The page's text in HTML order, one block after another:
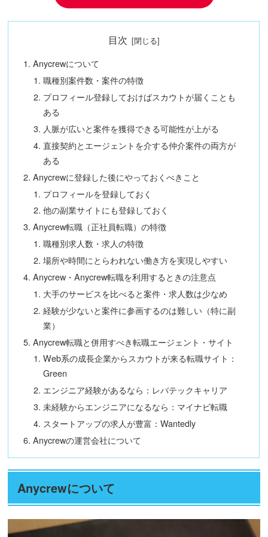
目次
Anycrewについて
職種別案件数・案件の特徴
プロフィール登録しておけばスカウトが届くことも
ある
人脈が広いと案件を獲得できる可能性が上がる
直接契約とエージェントを介する仲介案件の両方が
ある
Anycrewに登録した後にやっておくべきこと
プロフィールを登録しておく
他の副業サイトにも登録しておく
Anycrew転職（正社員転職）の特徴
職種別求人数・求人の特徴
場所や時間にとらわれない働き方を実現しやすい
Anycrew・Anycrew転職を利用するときの注意点
大手のサービスを比べると案件・求人数は少なめ
経験が少ないと案件に参画するのは難しい（特に副
業）
Anycrew転職と併用すべき転職エージェント・サイト
Web系の成長企業からスカウトが来る転職サイト：
Green
エンジニア経験があるなら：レバテックキャリア
未経験からエンジニアになるなら：マイナビ転職
スタートアップの求人が豊富：Wantedly
Anycrewの運営会社について
Anycrewについて